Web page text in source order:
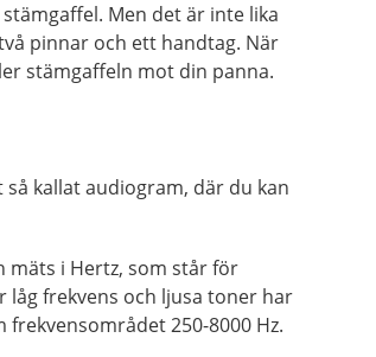
Men det är inte lika
pinnar och ett handtag. När
stämgaffeln mot din panna.
kallat audiogram, där du kan
mäts i Hertz, som står för
frekvens och ljusa toner har
250-8000 Hz.